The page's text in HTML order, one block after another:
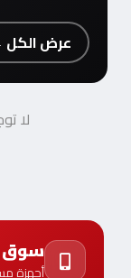
عرض الكل
لا
سوق
أجهزة